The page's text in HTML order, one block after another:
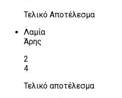
Τελικό Αποτέλεσμα
Λαμία
Άρης
2
4
Τελικό αποτέλεσμα